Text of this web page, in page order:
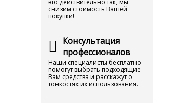
это действительно так, мы
снизим стоимость Вашей
покупки!
Консультация
профессионалов
Наши специалисты бесплатно
помогут выбрать подходящие
Вам средства и расскажут о
тонкостях их использования.